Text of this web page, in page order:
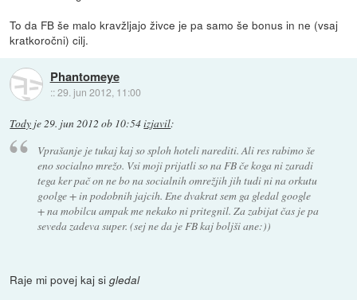
To da FB še malo kravžljajo živce je pa samo še bonus in ne (vsaj
kratkoročni) cilj.
Phantomeye
::29. jun 2012, 11:00
Tody je29. jun 2012 ob 10:54izjavil:
Vprašanje je tukaj kaj so sploh hoteli narediti. Ali res rabimo še
eno socialno mrežo. Vsi moji prijatli so na FB če koga ni zaradi
tega ker pač on ne bo na socialnih omrežjih jih tudi ni na orkutu
goolge + in podobnih jajcih. Ene dvakrat sem ga gledal google
+ na mobilcu ampak me nekako ni pritegnil. Za zabijat čas je pa
seveda zadeva super. (sej ne da je FB kaj boljši ane:))
Raje mi povej kaj sigledal